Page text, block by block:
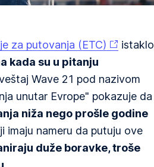
za putovanja (ETC)
istaklo
kada su u pitanju
Wave 21 pod nazivom
unutar Evrope" pokazuje da
niža nego prošle godine
nameru da putuju ove
duže boravke, troše